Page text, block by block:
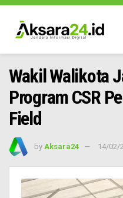
Wakil Walikota
Program CSR
Field
by Aksara24 14/02/